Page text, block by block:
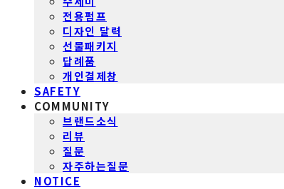
전용펌프
디자인 달력
선물패키지
답례품
개인결제창
SAFETY
COMMUNITY
브랜드소식
리뷰
질문
자주하는질문
NOTICE